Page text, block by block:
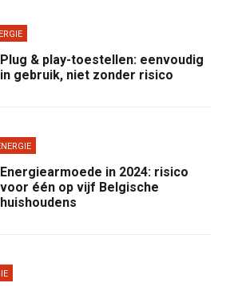
Plug & play-toestellen: eenvoudig
in gebruik, niet zonder risico
Energiearmoede in 2024: risico
voor één op vijf Belgische
huishoudens